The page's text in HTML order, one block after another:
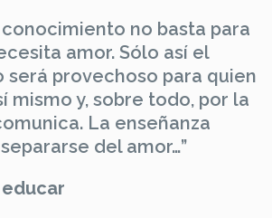
no basta para
amor. Sólo así el
provechoso para quien
mismo y, sobre todo, por la
La enseñanza
del amor…”